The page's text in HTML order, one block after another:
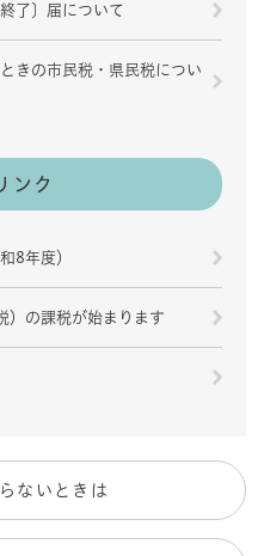
了〕届について
きの市民税・県民税につい
ンク
8年度）
）の課税が始まります
ないときは